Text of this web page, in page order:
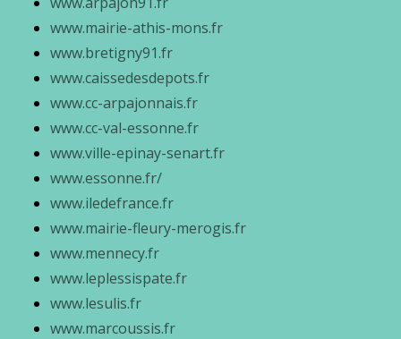
www.mairie-athis-mons.fr
www.bretigny91.fr
www.caissedesdepots.fr
www.cc-arpajonnais.fr
www.cc-val-essonne.fr
www.ville-epinay-senart.fr
www.essonne.fr/
www.iledefrance.fr
www.mairie-fleury-merogis.fr
www.mennecy.fr
www.leplessispate.fr
www.lesulis.fr
www.marcoussis.fr